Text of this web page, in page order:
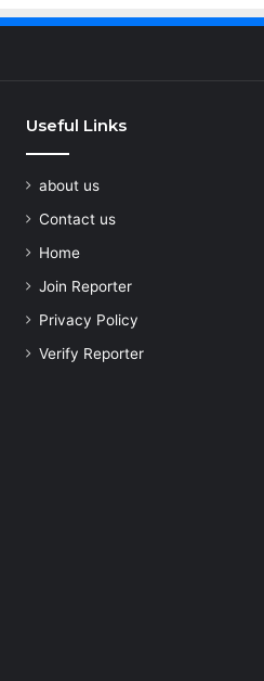
Useful Links
about us
Contact us
Home
Join Reporter
Privacy Policy
Verify Reporter